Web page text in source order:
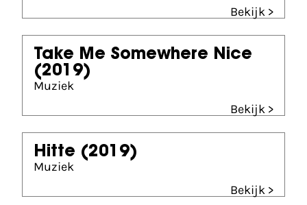
Bekijk >
Take Me Somewhere Nice
(2019)
Muziek
Bekijk >
Hitte (2019)
Muziek
Bekijk >